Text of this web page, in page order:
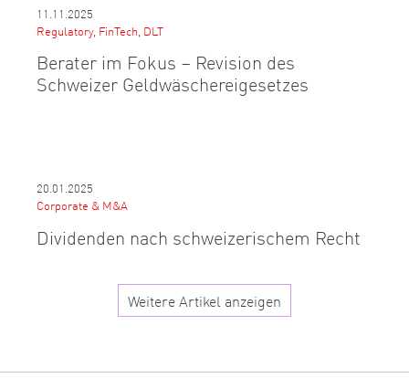
11.11.2025
Regulatory, FinTech, DLT
Berater im Fokus – Revision des
Schweizer Geldwäschereigesetzes
20.01.2025
Corporate & M&A
Dividenden nach schweizerischem Recht
Weitere Artikel anzeigen